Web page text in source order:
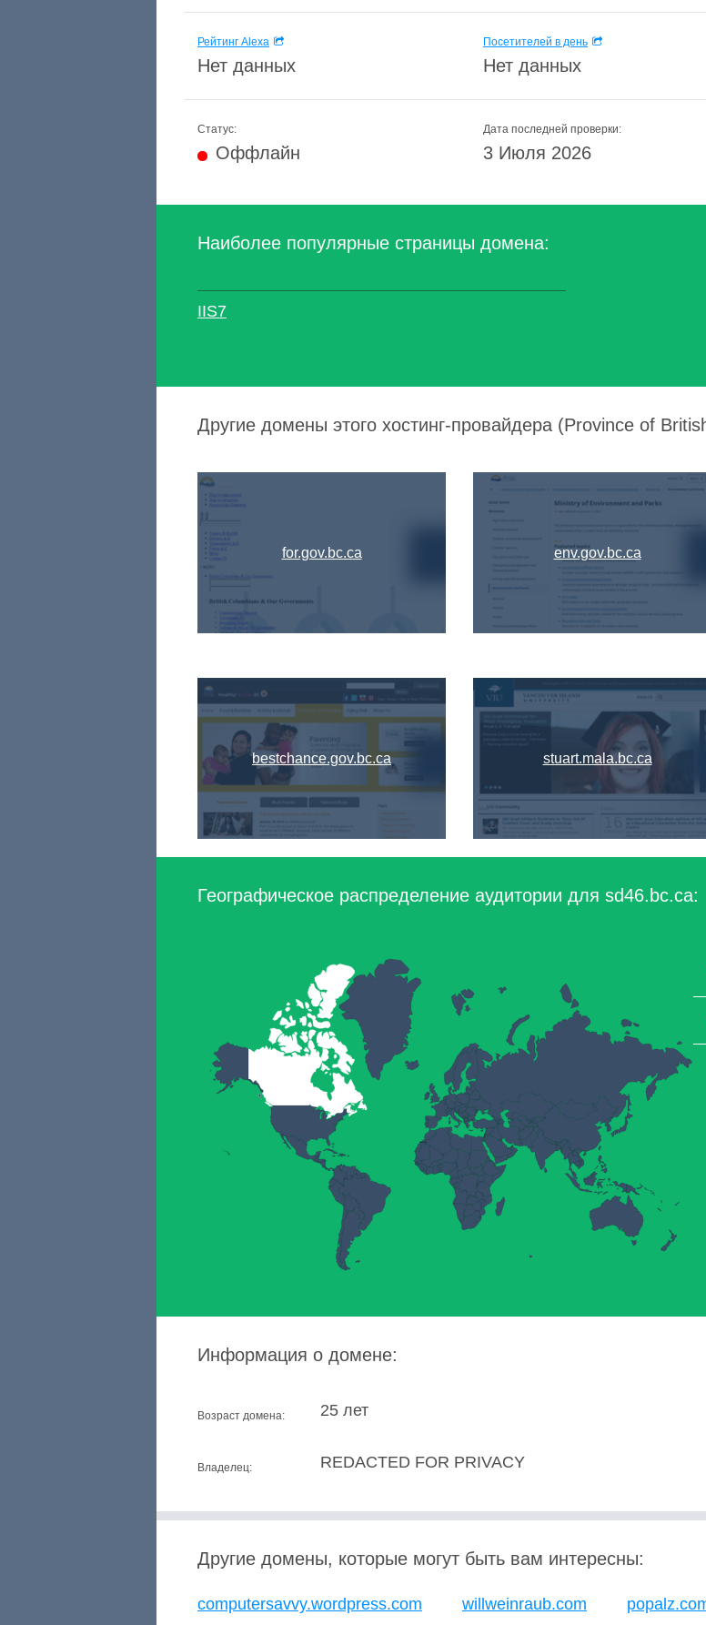
Рейтинг Alexa
Нет данных
Посетителей в день
Нет данных
Статус:
Оффлайн
Дата последней проверки:
3 Июля 2026
Наиболее популярные страницы домена:
IIS7
Другие домены этого хостинг-провайдера (Province of
for.gov.bc.ca
bestchance.gov.bc.ca
env.gov.bc.ca
stuart.mala.bc.ca
Географическое распределение аудитории для sd46.bc.ca:
Информация о домене:
Возраст домена: 25 лет
Владелец: REDACTED FOR PRIVACY
Другие домены, которые могут быть вам интересны:
computersavvy.wordpress.com willweinraub.com